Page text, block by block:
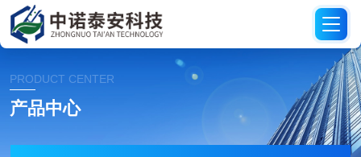
PRODUCT CENTER
产品中心